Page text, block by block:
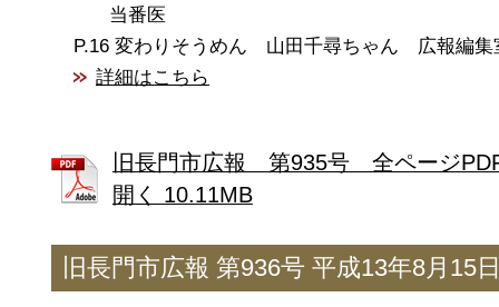
当番医
変わりそうめん 山田千尋ちゃん 広報編集
詳細はこちら
旧長門市広報 第935号 全ページ
開く 10.11MB
旧長門市広報 第936号 平成13年8月15